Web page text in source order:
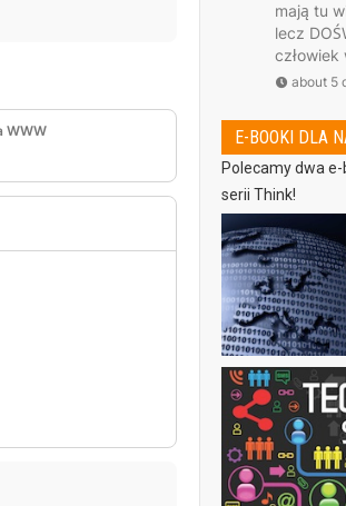
WWW
mają tu
lecz
człowiek
about 5
E-BOOKI DLA
Polecamy dwa
serii Think!